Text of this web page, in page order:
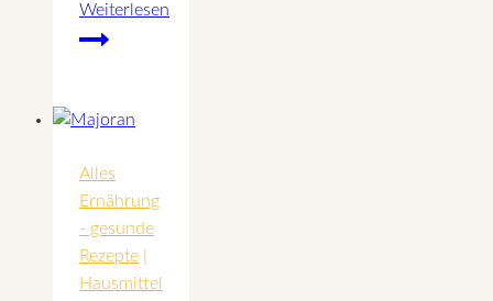
Weiterlesen
Rezept
Alles
Ernährung
- gesunde
Rezepte
Hausmittel